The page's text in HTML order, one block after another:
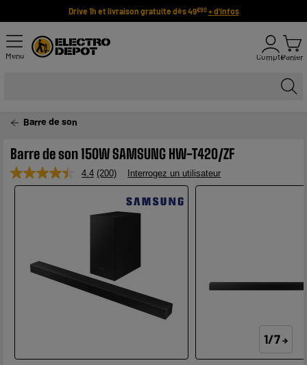
Drive 1h et livraison gratuite dès 49€90 + d'infos
Menu ComptePanier
Barre de son
Barre de son 150W SAMSUNG HW-T420/ZF
4.4 Lire
200
Lien
(200) Interrogez un utilisateur
1/7